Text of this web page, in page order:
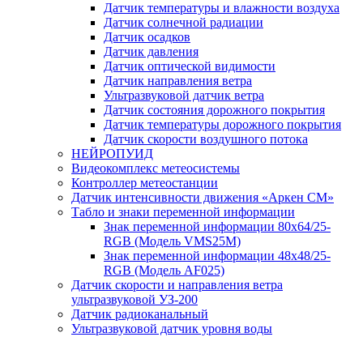
Датчик температуры и влажности воздуха
Датчик солнечной радиации
Датчик осадков
Датчик давления
Датчик оптической видимости
Датчик направления ветра
Ультразвуковой датчик ветра
Датчик состояния дорожного покрытия
Датчик температуры дорожного покрытия
Датчик скорости воздушного потока
НЕЙРОПУИД
Видеокомплекс метеосистемы
Контроллер метеостанции
Датчик интенсивности движения «Аркен СМ»
Табло и знаки переменной информации
Знак переменной информации 80х64/25-
RGB (Модель VMS25M)
Знак переменной информации 48х48/25-
RGB (Модель АF025)
Датчик скорости и направления ветра
ультразвуковой УЗ-200
Датчик радиоканальный
Ультразвуковой датчик уровня воды